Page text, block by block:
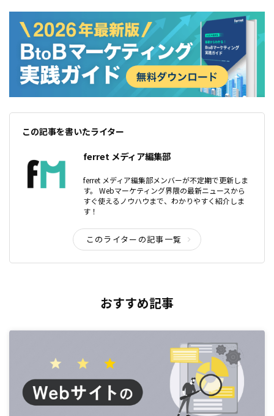
この記事を書いたライター
ferret メディア編集部
ferret メディア編集部メンバーが不定期で更新しま
す。 Webマーケティング界隈の最新ニュースから
すぐ使えるノウハウまで、わかりやすく紹介しま
す！
このライターの記事一覧
おすすめ記事